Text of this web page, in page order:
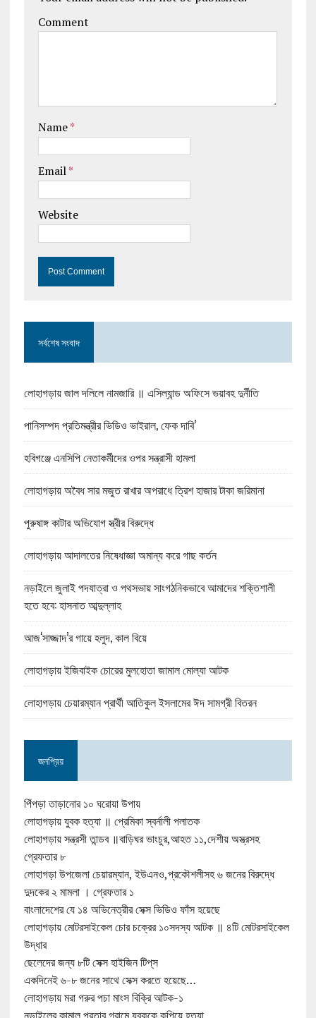
Comment
Name*
Email*
Website
সর্বশেষ সংবাদ
লোহাগড়ায় জাল দলিলে নামজারি ॥ এসিল্যান্ড অফিসে ভয়াবহ দুর্নীতি
পানিসম্পদ প্রতিমন্ত্রীর ভিডিও ভাইরাল, ফেক দাবি’
হবিগঞ্জে এনসিপি নেতাকর্মীদের ওপর সন্ত্রাসী হামলা
লোহাগড়ায় অবৈধ সার মজুত রাখার অপরাধে ত্রিশ হাজার টাকা জরিমানা
পুরুষাঙ্গ কাটার অভিযোগ স্ত্রীর বিরুদ্ধে
লোহাগড়ায় আদালতের নিষেধাজ্ঞা অমান্য করে গাছ কর্তন
নড়াইলে জুলাই পদযাত্রা ও পথসভায় সাংগঠনিকভাবে আমাদের শক্তিশালী
হতে হবে: হাসনাত আব্দুল্লাহ
আজ‘সাজ্জাদ’র গায়ে হলুদ, কাল বিয়ে
লোহাগড়ায় ইজিবাইক চোরের মুলহোতা জামাল মোল্যা আটক
লোহাগড়ায় চেয়ারম্যান প্রার্থী আতিকুল ইসলামের ঈদ সামগ্রী বিতরন
জনপ্রিয়
পিঁপড়া তাড়ানোর ১০ ঘরোয়া উপায়
লোহাগড়ায় যুবক হত্যা ॥ প্রেমিকা স্বর্নালী পলাতক
লোহাগড়ায় সন্ত্রসী তান্ডব ॥বাড়িঘর ভাংচুর,আহত ১১,দেশীয় অস্ত্রসহ
গ্রেফতার ৮
লোহাগড়া উপজেলা চেয়ারম্যান, ইউএনও,প্রকৌশলীসহ ৬ জনের বিরুদ্ধে
দুদকের ২ মামলা । গ্রেফতার ১
বাংলাদেশের যে ১৪ অভিনেত্রীর সেক্স ভিডিও ফাঁস হয়েছে
লোহাগড়ায় মোটরসাইকেল চোর চক্রের ১০সদস্য আটক ॥ ৪টি মোটরসাইকেল
উদ্ধার
ছেলেদের জন্য ৮টি সেক্স হাইজিন টিপ্‌স
একদিনেই ৬-৮ জনের সাথে সেক্স করতে হয়েছে…
লোহাগড়ায় মরা গরুর পচা মাংস বিক্রি আটক-১